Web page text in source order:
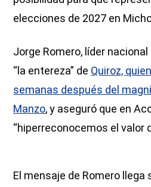
elecciones de 2027 en
Jorge Romero, líder
“la entereza” de Quiroz,
semanas después del
Manzo, y aseguró que en
“hiperreconocemos el valor
El mensaje de Romero